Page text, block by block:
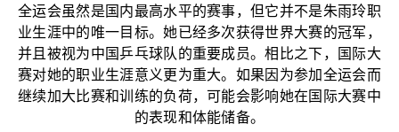
全运会虽然是国内最高水平的赛事，但它并不是朱雨玲职
业生涯中的唯一目标。她已经多次获得世界大赛的冠军，
并且被视为中国乒乓球队的重要成员。相比之下，国际大
赛对她的职业生涯意义更为重大。如果因为参加全运会而
继续加大比赛和训练的负荷，可能会影响她在国际大赛中
的表现和体能储备。